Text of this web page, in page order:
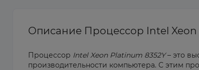
Описание Процессор Intel Xeon
Процессор Intel Xeon Platinum 8352Y– это
производительности компьютера. С этим